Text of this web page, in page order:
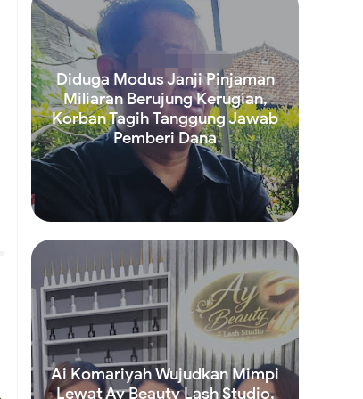
Diduga Modus Janji Pinjaman
Miliaran Berujung Kerugian,
Korban Tagih Tanggung Jawab
Pemberi Dana
Ai Komariyah Wujudkan Mimpi
Lewat Ay Beauty Lash Studio,